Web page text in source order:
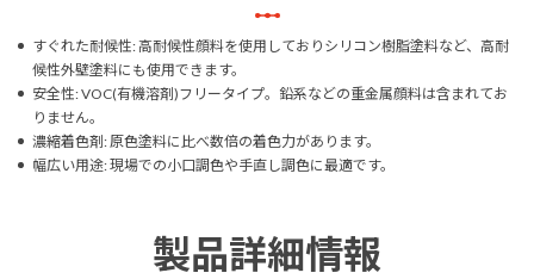
すぐれた耐候性: 高耐候性顔料を使用しておりシリコン樹脂塗料など、高耐
候性外壁塗料にも使用できます。
安全性: VOC(有機溶剤)フリータイプ。鉛系などの重金属顔料は含まれてお
りません。
濃縮着色剤: 原色塗料に比べ数倍の着色力があります。
幅広い用途: 現場での小口調色や手直し調色に最適です。
製品詳細情報